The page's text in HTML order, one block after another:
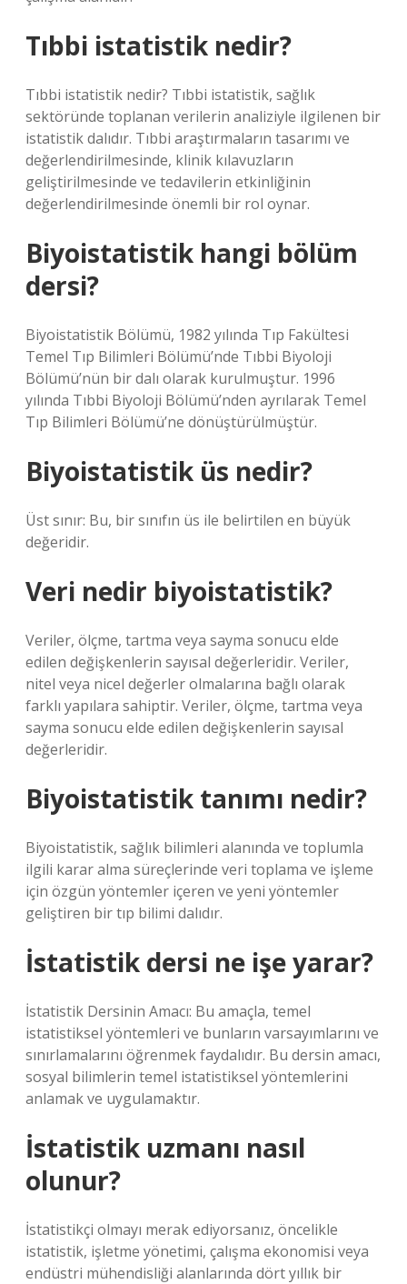
Tıbbi istatistik nedir?
Tıbbi istatistik nedir? Tıbbi istatistik, sağlık
sektöründe toplanan verilerin analiziyle ilgilenen bir
istatistik dalıdır. Tıbbi araştırmaların tasarımı ve
değerlendirilmesinde, klinik kılavuzların
geliştirilmesinde ve tedavilerin etkinliğinin
değerlendirilmesinde önemli bir rol oynar.
Biyoistatistik hangi bölüm
dersi?
Biyoistatistik Bölümü, 1982 yılında Tıp Fakültesi
Temel Tıp Bilimleri Bölümü’nde Tıbbi Biyoloji
Bölümü’nün bir dalı olarak kurulmuştur. 1996
yılında Tıbbi Biyoloji Bölümü’nden ayrılarak Temel
Tıp Bilimleri Bölümü’ne dönüştürülmüştür.
Biyoistatistik üs nedir?
Üst sınır: Bu, bir sınıfın üs ile belirtilen en büyük
değeridir.
Veri nedir biyoistatistik?
Veriler, ölçme, tartma veya sayma sonucu elde
edilen değişkenlerin sayısal değerleridir. Veriler,
nitel veya nicel değerler olmalarına bağlı olarak
farklı yapılara sahiptir. Veriler, ölçme, tartma veya
sayma sonucu elde edilen değişkenlerin sayısal
değerleridir.
Biyoistatistik tanımı nedir?
Biyoistatistik, sağlık bilimleri alanında ve toplumla
ilgili karar alma süreçlerinde veri toplama ve işleme
için özgün yöntemler içeren ve yeni yöntemler
geliştiren bir tıp bilimi dalıdır.
İstatistik dersi ne işe yarar?
İstatistik Dersinin Amacı: Bu amaçla, temel
istatistiksel yöntemleri ve bunların varsayımlarını ve
sınırlamalarını öğrenmek faydalıdır. Bu dersin amacı,
sosyal bilimlerin temel istatistiksel yöntemlerini
anlamak ve uygulamaktır.
İstatistik uzmanı nasıl
olunur?
İstatistikçi olmayı merak ediyorsanız, öncelikle
istatistik, işletme yönetimi, çalışma ekonomisi veya
endüstri mühendisliği alanlarında dört yıllık bir